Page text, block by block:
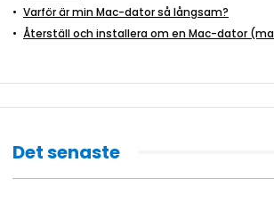
Varför är min Mac-dator så långsam?
Återställ och installera om en Mac-dator
Det senaste